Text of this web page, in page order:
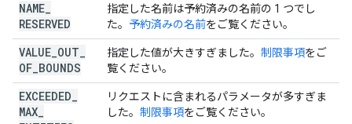
NAME
RESERVED
指定した名前は予約済みの名前の 1 つでし
た。 予約済みの名前をご覧ください。
VALUE OUT
OF BOUNDS
指定した値が大きすぎました。 制限事項をご
覧ください。
EXCEEDED
MAX
リクエストに含まれるパラメータが多すぎま
した。 制限事項をご覧ください。